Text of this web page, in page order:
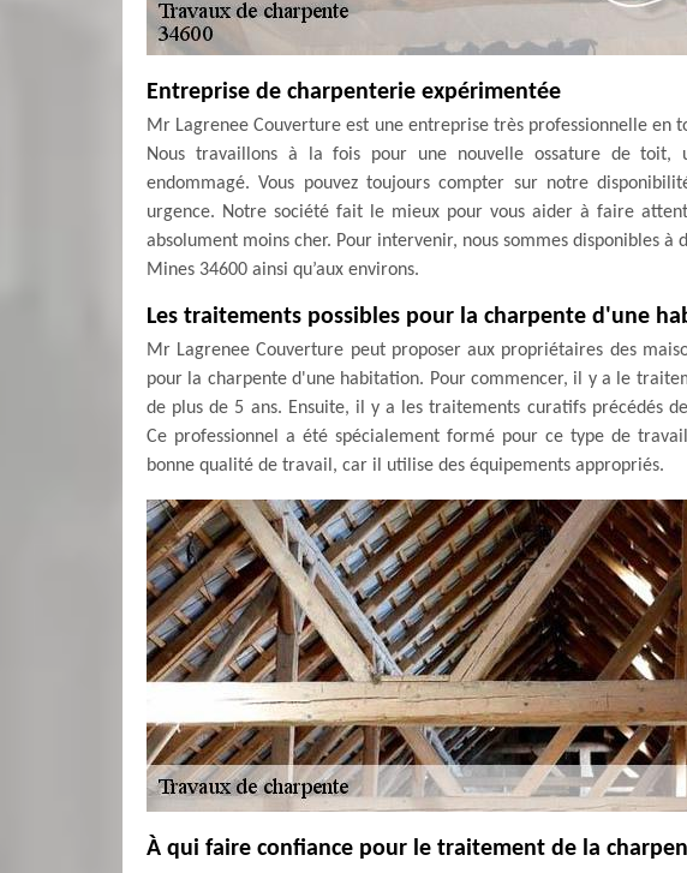
Entreprise de charpenterie expérimentée
Mr Lagrenee Couverture est une entreprise très professionnelle en
Nous travaillons à la fois pour une nouvelle ossature de toit,
endommagé. Vous pouvez toujours compter sur notre
urgence. Notre société fait le mieux pour vous aider à faire
absolument moins cher. Pour intervenir, nous sommes disponibles à
Mines 34600 ainsi qu’aux environs.
Les traitements possibles pour la charpente d'une
Mr Lagrenee Couverture peut proposer aux propriétaires des
pour la charpente d'une habitation. Pour commencer, il y a le
de plus de 5 ans. Ensuite, il y a les traitements curatifs précédés
Ce professionnel a été spécialement formé pour ce type de
bonne qualité de travail, car il utilise des équipements appropriés.
À qui faire confiance pour le traitement de la